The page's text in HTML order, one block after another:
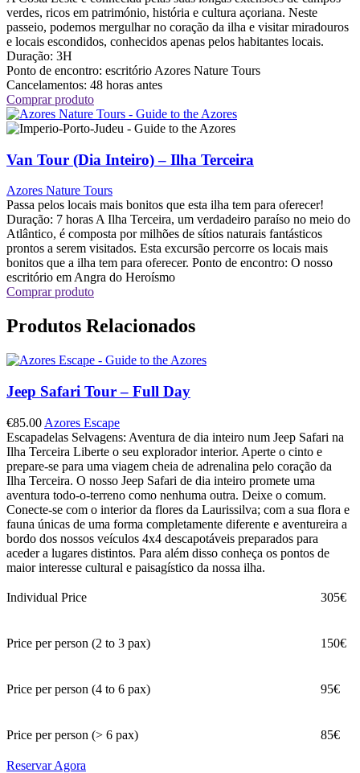
verdes, ricos em património, história e cultura açoriana. Neste
passeio, podemos mergulhar no coração da ilha e visitar miradouros
e locais escondidos, conhecidos apenas pelos habitantes locais.
Duração: 3H
Ponto de encontro: escritório Azores Nature Tours
Cancelamentos: 48 horas antes
Comprar produto
Van Tour (Dia Inteiro) – Ilha Terceira
Azores Nature Tours
Passa pelos locais mais bonitos que esta ilha tem para oferecer!
Duração: 7 horas A Ilha Terceira, um verdadeiro paraíso no meio do
Atlântico, é composta por milhões de sítios naturais fantásticos
prontos a serem visitados. Esta excursão percorre os locais mais
bonitos que a ilha tem para oferecer. Ponto de encontro: O nosso
escritório em Angra do Heroísmo
Comprar produto
Produtos Relacionados
Jeep Safari Tour – Full Day
€85.00 Azores Escape
Escapadelas Selvagens: Aventura de dia inteiro num Jeep Safari na
Ilha Terceira Liberte o seu explorador interior. Aperte o cinto e
prepare-se para uma viagem cheia de adrenalina pelo coração da
Ilha Terceira. O nosso Jeep Safari de dia inteiro promete uma
aventura todo-o-terreno como nenhuma outra. Deixe o comum.
Conecte-se com o interior da flores da Laurissilva; com a sua flora e
fauna únicas de uma forma completamente diferente e aventureira a
bordo dos nossos veículos 4x4 descapotáveis preparados para
aceder a lugares distintos. Para além disso conheça os pontos de
maior interesse cultural e paisagístico da nossa ilha.
Individual Price 305€
Price per person (2 to 3 pax) 150€
Price per person (4 to 6 pax) 95€
Price per person (> 6 pax) 85€
Reservar Agora